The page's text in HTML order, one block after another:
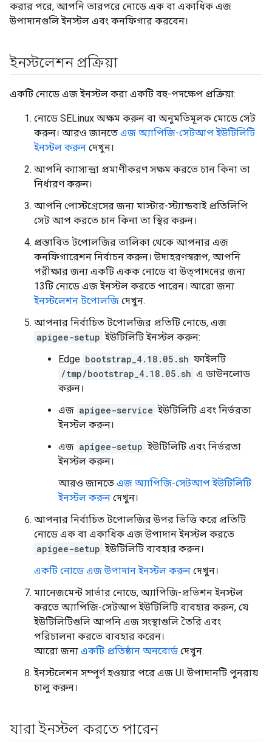
করার পরে, আপনি তারপরে নোডে এক বা একাধিক এজ
উপাদানগুলি ইনস্টল এবং কনফিগার করবেন।
ইনস্টলেশন প্রক্রিয়া
একটি নোডে এজ ইনস্টল করা একটি বহু-পদক্ষেপ প্রক্রিয়া:
নোডে SELinux অক্ষম করুন বা অনুমতিমূলক মোডে সেট
করুন। আরও জানতে এজ অ্যাপিজি-সেটআপ ইউটিলিটি
ইনস্টল করুন দেখুন।
আপনি ক্যাসান্দ্রা প্রমাণীকরণ সক্ষম করতে চান কিনা তা
নির্ধারণ করুন।
আপনি পোস্টগ্রেসের জন্য মাস্টার-স্ট্যান্ডবাই প্রতিলিপি
সেট আপ করতে চান কিনা তা স্থির করুন।
প্রস্তাবিত টপোলজির তালিকা থেকে আপনার এজ
কনফিগারেশন নির্বাচন করুন। উদাহরণস্বরূপ, আপনি
পরীক্ষার জন্য একটি একক নোডে বা উত্পাদনের জন্য
13টি নোডে এজ ইনস্টল করতে পারেন। আরো জন্য
ইনস্টলেশন টপোলজি দেখুন.
আপনার নির্বাচিত টপোলজির প্রতিটি নোডে, এজ
apigee-setup ইউটিলিটি ইনস্টল করুন:
Edge bootstrap_4.18.05.sh ফাইলটি
/tmp/bootstrap_4.18.05.sh এ ডাউনলোড
করুন।
এজ apigee-service ইউটিলিটি এবং নির্ভরতা
ইনস্টল করুন।
এজ apigee-setup ইউটিলিটি এবং নির্ভরতা
ইনস্টল করুন।
আরও জানতে এজ অ্যাপিজি-সেটআপ ইউটিলিটি
ইনস্টল করুন দেখুন।
আপনার নির্বাচিত টপোলজির উপর ভিত্তি করে প্রতিটি
নোডে এক বা একাধিক এজ উপাদান ইনস্টল করতে
apigee-setup ইউটিলিটি ব্যবহার করুন।
একটি নোডে এজ উপাদান ইনস্টল করুন দেখুন।
ম্যানেজমেন্ট সার্ভার নোডে, অ্যাপিজি-প্রভিশন ইনস্টল
করতে অ্যাপিজি-সেটআপ ইউটিলিটি ব্যবহার করুন, যে
ইউটিলিটিগুলি আপনি এজ সংস্থাগুলি তৈরি এবং
পরিচালনা করতে ব্যবহার করেন।
আরো জন্য একটি প্রতিষ্ঠান অনবোর্ড দেখুন.
ইনস্টলেশন সম্পূর্ণ হওয়ার পরে এজ UI উপাদানটি পুনরায়
চালু করুন।
যারা ইনস্টল করতে পারেন